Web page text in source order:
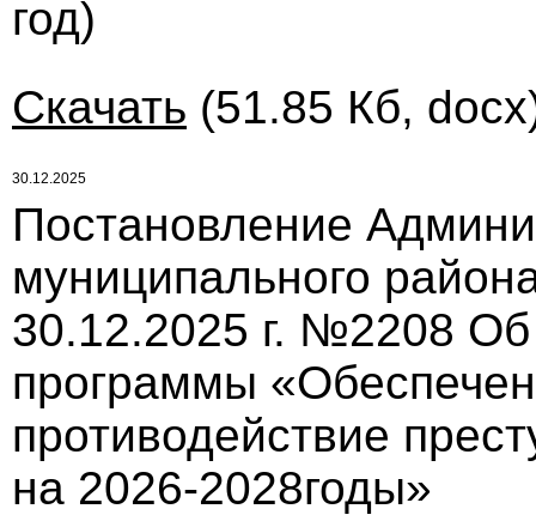
год)
Скачать (51.85 Кб,
30.12.2025
Постановление
муниципального
30.12.2025 г. №2208
программы
противодействие
на 2026-2028годы»